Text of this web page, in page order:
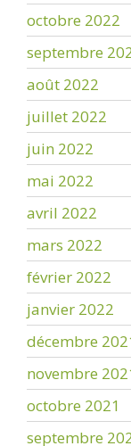
octobre 2022
septembre
août 2022
juillet 2022
juin 2022
mai 2022
avril 2022
mars 2022
février 2022
janvier 2022
décembre
novembre
octobre 2021
septembre